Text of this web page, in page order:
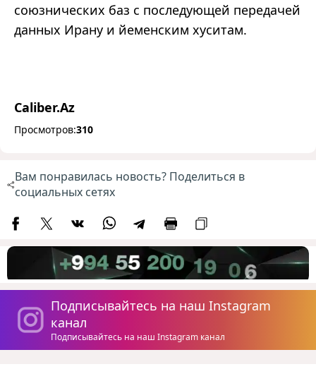
союзнических баз с последующей передачей
данных Ирану и йеменским хуситам.
Caliber.Az
Просмотров:310
Вам понравилась новость? Поделиться в
социальных сетях
Подписывайтесь на наш Instagram
канал
Подписывайтесь на наш Instagram канал